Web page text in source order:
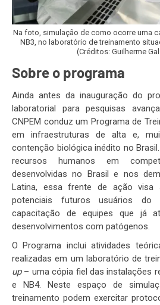
Na foto, simulação de como ocorre uma
NB3, no laboratório de treinamento
(Créditos: Guilherme
Sobre o programa
Ainda antes da inauguração do
laboratorial para pesquisas
CNPEM conduz um Programa de
em infraestruturas de alta e,
contenção biológica inédito no
recursos humanos em
desenvolvidas no Brasil e nos
Latina, essa frente de ação visa
potenciais futuros usuários
capacitação de equipes que já
desenvolvimentos com patógenos.
O Programa inclui atividades
realizadas em um laboratório de
up– uma cópia fiel das instalações
e NB4. Neste espaço de
treinamento podem exercitar